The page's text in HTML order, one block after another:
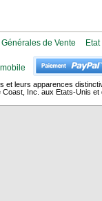
de Vente
et leurs apparences
Inc. aux Etats-Unis